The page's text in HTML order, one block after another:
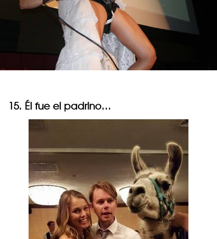
15. Él fue el padrino…